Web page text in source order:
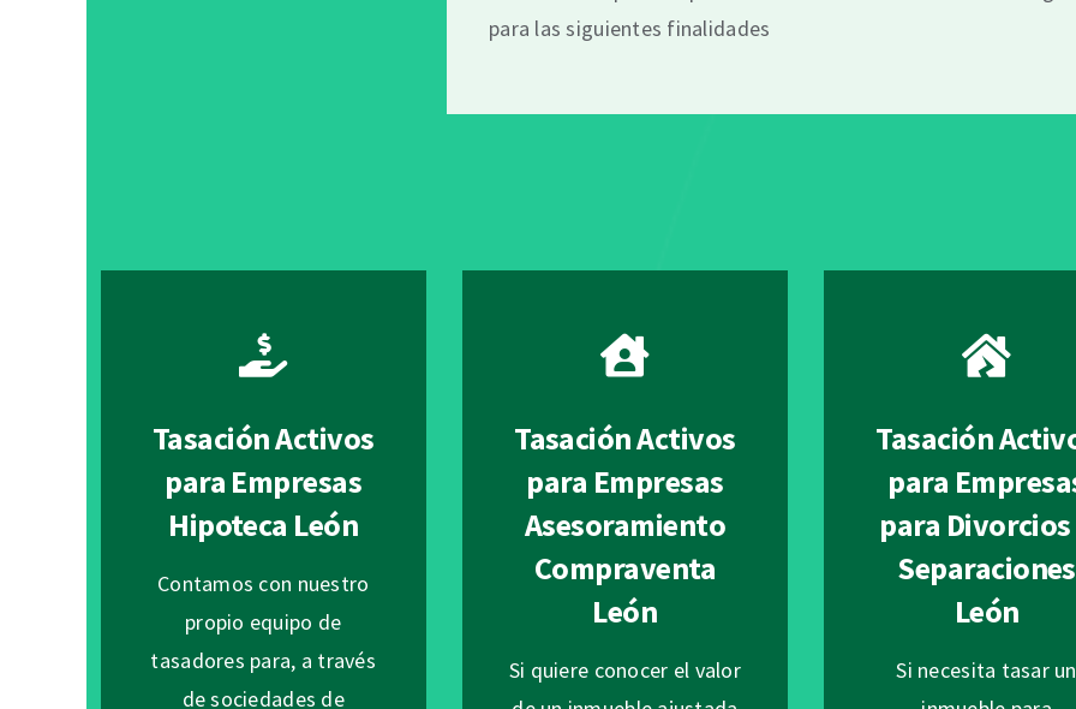
para las siguientes finalidades
Tasación Activos
para Empresas
Hipoteca León
Contamos con nuestro
propio equipo de
tasadores para, a través
de sociedades de
Tasación Activos
para Empresas
Asesoramiento
Compraventa
León
Si quiere conocer el valor
Tasación
para
para
Separaciones
León
Si necesita tasar un